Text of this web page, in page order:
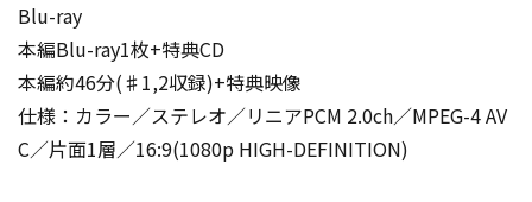
Blu-ray
本編Blu-ray1枚+特典CD
本編約46分(♯1,2収録)+特典映像
仕様：カラー／ステレオ／リニアPCM 2.0ch／MPEG-4 AV
C／片面1層／16:9(1080p HIGH-DEFINITION)